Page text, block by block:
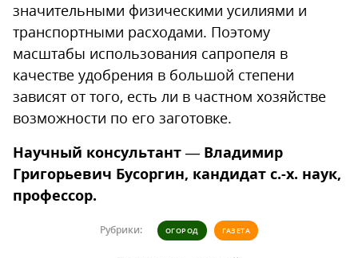
значительными физическими усилиями и
транспортными расходами. Поэтому
масштабы использования сапропеля в
качестве удобрения в большой степени
зависят от того, есть ли в частном хозяйстве
возможности по его заготовке.
Научный консультант — Владимир
Григорьевич Бусоргин, кандидат с.-х. наук,
профессор.
Рубрики: ОГОРОД ГАЗЕТА